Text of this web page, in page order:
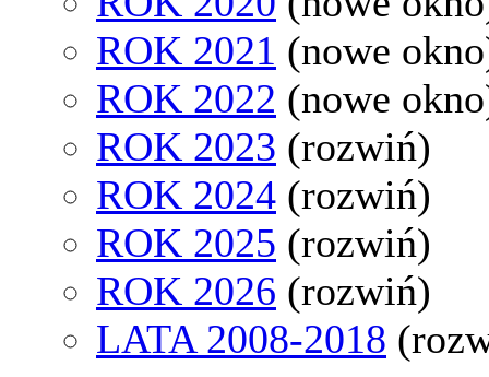
ROK 2021 (nowe
ROK 2022 (nowe
ROK 2023 (rozwiń)
ROK 2024 (rozwiń)
ROK 2025 (rozwiń)
ROK 2026 (rozwiń)
LATA 2008-2018